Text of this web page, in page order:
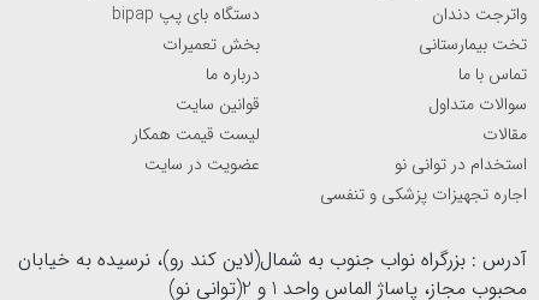
واترجت دندان
دستگاه بای پپ bipap
تخت بیمارستانی
بخش تعمیرات
تماس با ما
درباره ما
سوالات متداول
قوانین سایت
مقالات
لیست قیمت همکار
استخدام در توانی نو
عضویت در سایت
اجاره تجهیزات پزشکی و تنفسی
آدرس : بزرگراه نواب جنوب به شمال(لاین کند رو)، نرسیده به خیابان
محبوب مجاز، پاساژ الماس واحد 1 و 2(توانی نو)